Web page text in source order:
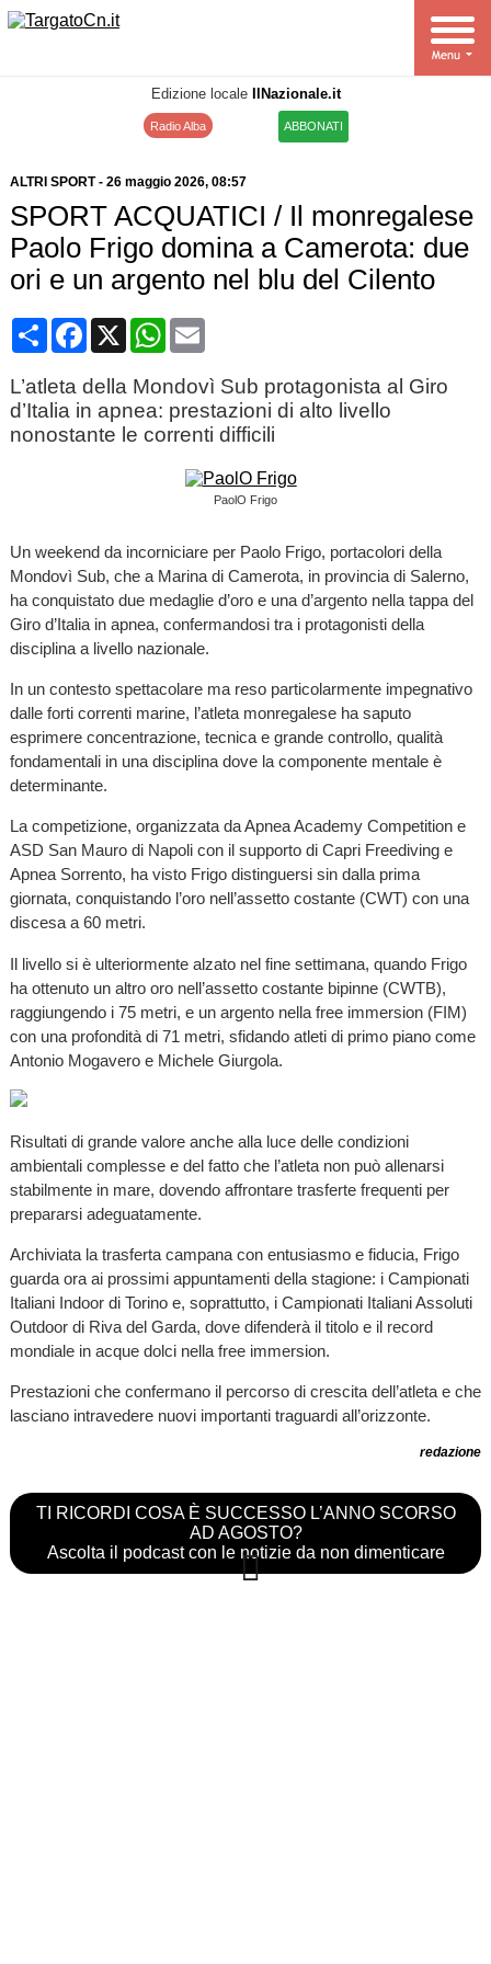
Edizione locale IlNazionale.it
Radio Alba ABBONATI
ALTRI SPORT- 26 maggio 2026, 08:57
SPORT ACQUATICI / Il monregalese
Paolo Frigo domina a Camerota: due
ori e un argento nel blu del Cilento
CondividiFacebook
X WhatsApp
Email
L’atleta della Mondovì Sub protagonista al Giro
d’Italia in apnea: prestazioni di alto livello
nonostante le correnti difficili
PaolO Frigo
Un weekend da incorniciare per Paolo Frigo, portacolori della
Mondovì Sub, che a Marina di Camerota, in provincia di Salerno,
ha conquistato due medaglie d’oro e una d’argento nella tappa del
Giro d’Italia in apnea, confermandosi tra i protagonisti della
disciplina a livello nazionale.
In un contesto spettacolare ma reso particolarmente impegnativo
dalle forti correnti marine, l’atleta monregalese ha saputo
esprimere concentrazione, tecnica e grande controllo, qualità
fondamentali in una disciplina dove la componente mentale è
determinante.
La competizione, organizzata da Apnea Academy Competition e
ASD San Mauro di Napoli con il supporto di Capri Freediving e
Apnea Sorrento, ha visto Frigo distinguersi sin dalla prima
giornata, conquistando l’oro nell’assetto costante (CWT) con una
discesa a 60 metri.
Il livello si è ulteriormente alzato nel fine settimana, quando Frigo
ha ottenuto un altro oro nell’assetto costante bipinne (CWTB),
raggiungendo i 75 metri, e un argento nella free immersion (FIM)
con una profondità di 71 metri, sfidando atleti di primo piano come
Antonio Mogavero e Michele Giurgola.
Risultati di grande valore anche alla luce delle condizioni
ambientali complesse e del fatto che l’atleta non può allenarsi
stabilmente in mare, dovendo affrontare trasferte frequenti per
prepararsi adeguatamente.
Archiviata la trasferta campana con entusiasmo e fiducia, Frigo
guarda ora ai prossimi appuntamenti della stagione: i Campionati
Italiani Indoor di Torino e, soprattutto, i Campionati Italiani Assoluti
Outdoor di Riva del Garda, dove difenderà il titolo e il record
mondiale in acque dolci nella free immersion.
Prestazioni che confermano il percorso di crescita dell’atleta e che
lasciano intravedere nuovi importanti traguardi all’orizzonte.
redazione
TI RICORDI COSA È SUCCESSO L’ANNO SCORSO
AD AGOSTO?
Ascolta il podcast con le notizie da non dimenticare